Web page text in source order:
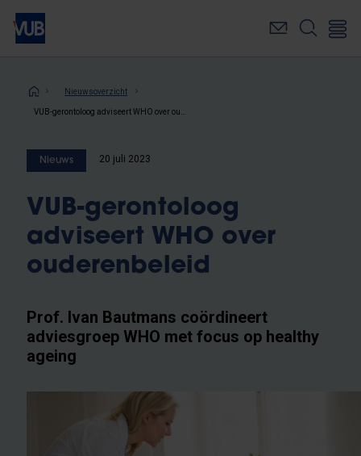
Overslaan
naar
inhoudKruimelpad
Nieuwsoverzicht
Nieuws 20 juli 2023
VUB-gerontoloog
adviseert WHO over
ouderenbeleid
Prof. Ivan Bautmans coördineert
adviesgroep WHO met focus op healthy
ageing